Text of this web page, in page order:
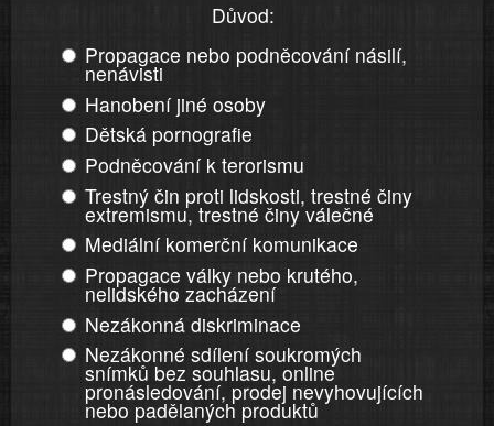
Důvod:
Propagace nebo podněcování násilí,
nenávisti
Hanobení jiné osoby
Dětská pornografie
Podněcování k terorismu
Trestný čin proti lidskosti, trestné činy
extremismu, trestné činy válečné
Mediální komerční komunikace
Propagace války nebo krutého,
nelidského zacházení
Nezákonná diskriminace
Nezákonné sdílení soukromých
snímků bez souhlasu, online
pronásledování, prodej nevyhovujících
nebo padělaných produktů